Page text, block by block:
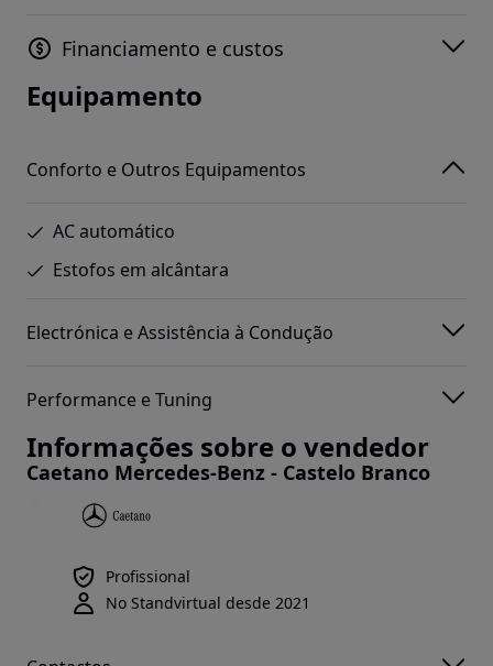
Financiamento e custos
Equipamento
Conforto e Outros Equipamentos
AC automático
Estofos em alcântara
Electrónica e Assistência à Condução
Performance e Tuning
Informações sobre o vendedor
Caetano Mercedes-Benz - Castelo Branco
Profissional
No Standvirtual desde 2021